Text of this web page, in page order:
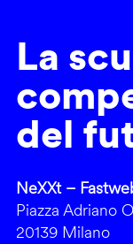
La
del
NeXXt –
Piazza Adriano
20139 Milano